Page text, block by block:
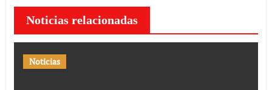
Noticias relacionadas
Noticias